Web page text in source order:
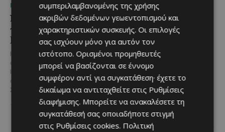
ΜΈΝΟΥΜΕ ΕΝΗΜΕΡΩΜΈΝΟΙ
Νέος Γενικός Διευθυντής
του Hilton Nicosia ο
Ilio Rodoni
Καθήκοντα Γενικού Διευθυντή
στο Hilton Nicosia αναλαμβάνει ο
Ilio Rodoni, παίρνοντας τη
σκυτάλη από τον κ. Εύρο
Στυλιανού,...
ΜΈΝΟΥΜΕ ΕΝΗΜΕΡΩΜΈΝΟΙ
Η Peugeot είναι ο
επίσημος συνεργάτης του
Φεστιβάλ
Κινηματογράφου της
Βενετίας
Η Peugeot ανακοινώνει μια
ιδιαίτερα σημαντική συνεργασία
με το Διεθνές Φεστιβάλ
Κινηματογράφου της Βενετίας
και με αυτό τον...
συμπεριλαμβανομένης της χρήσης
ακριβών δεδομένων γεωεντοπισμού και
χαρακτηριστικών συσκευής. Οι επιλογές
σας ισχύουν μόνο για αυτόν τον
ιστότοπο. Ορισμένοι προμηθευτές
μπορεί να βασίζονται σε έννομο
συμφέρον αντί για συγκατάθεση· έχετε το
δικαίωμα να αντιταχθείτε στις Ρυθμίσεις
διαφήμισης. Μπορείτε να ανακαλέσετε τη
συγκατάθεσή σας οποιαδήποτε στιγμή
στις Ρυθμίσεις cookies. Πολιτική